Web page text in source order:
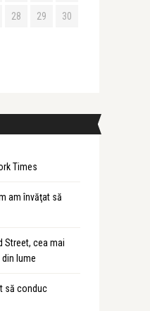
28 29 30
Times
am învăţat să
Street, cea mai
lume
să conduc